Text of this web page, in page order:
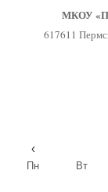
МКОУ
617611
‹
Пн Вт